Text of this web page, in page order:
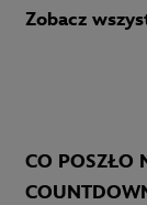
Zobacz
CO POSZŁO